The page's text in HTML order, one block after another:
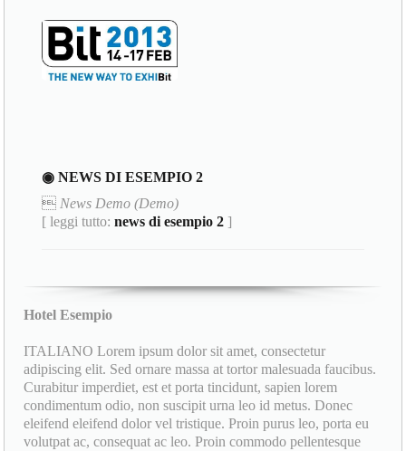
◉ NEWS DI ESEMPIO 2
 News Demo (Demo)
[ leggi tutto:news di esempio 2 ]
Hotel Esempio
ITALIANO Lorem ipsum dolor sit amet, consectetur
adipiscing elit. Sed ornare massa at tortor malesuada faucibus.
Curabitur imperdiet, est et porta tincidunt, sapien lorem
condimentum odio, non suscipit urna leo id metus. Donec
eleifend eleifend dolor vel tristique. Proin purus leo, porta eu
volutpat ac, consequat ac leo. Proin commodo pellentesque